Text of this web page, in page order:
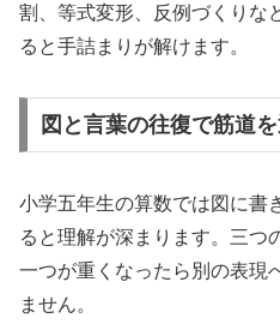
割、等式変形、反例づくりな
ると手詰まりが解けます。
図と言葉の往復で筋道
小学五年生の算数では図に書
ると理解が深まります。三つ
一つが重くなったら別の表現
ません。